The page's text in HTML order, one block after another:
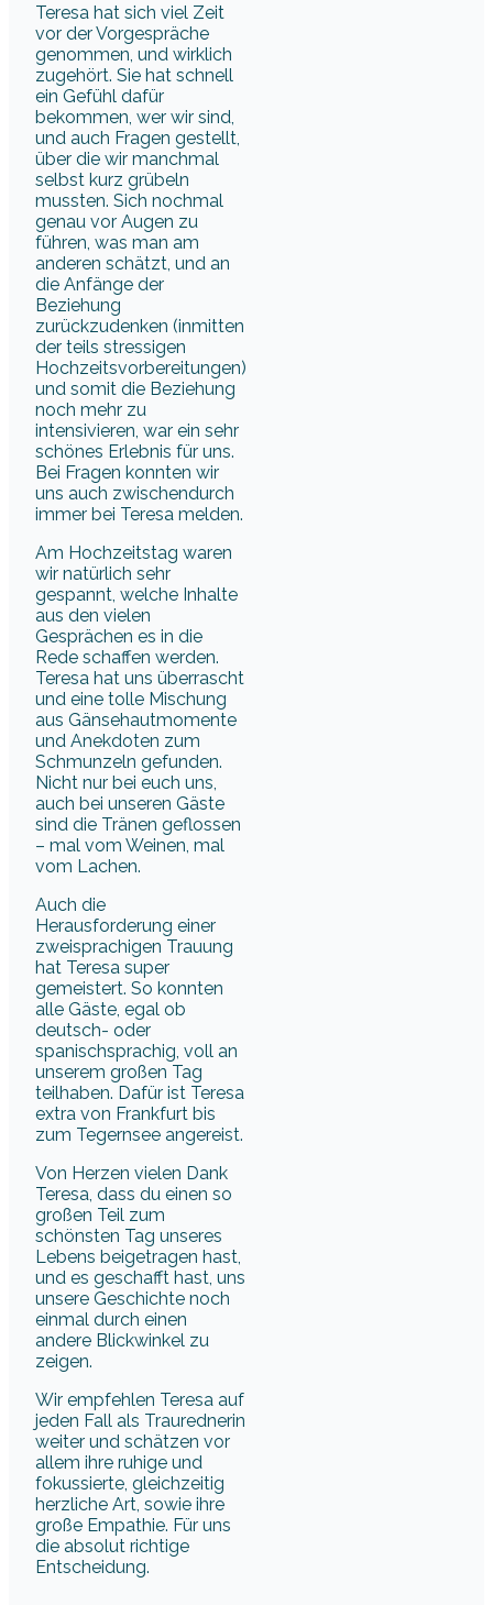
Teresa hat sich viel Zeit
vor der Vorgespräche
genommen, und wirklich
zugehört. Sie hat schnell
ein Gefühl dafür
bekommen, wer wir sind,
und auch Fragen gestellt,
über die wir manchmal
selbst kurz grübeln
mussten. Sich nochmal
genau vor Augen zu
führen, was man am
anderen schätzt, und an
die Anfänge der
Beziehung
zurückzudenken (inmitten
der teils stressigen
Hochzeitsvorbereitungen)
und somit die Beziehung
noch mehr zu
intensivieren, war ein sehr
schönes Erlebnis für uns.
Bei Fragen konnten wir
uns auch zwischendurch
immer bei Teresa melden.
Am Hochzeitstag waren
wir natürlich sehr
gespannt, welche Inhalte
aus den vielen
Gesprächen es in die
Rede schaffen werden.
Teresa hat uns überrascht
und eine tolle Mischung
aus Gänsehautmomente
und Anekdoten zum
Schmunzeln gefunden.
Nicht nur bei euch uns,
auch bei unseren Gäste
sind die Tränen geflossen
– mal vom Weinen, mal
vom Lachen.
Auch die
Herausforderung einer
zweisprachigen Trauung
hat Teresa super
gemeistert. So konnten
alle Gäste, egal ob
deutsch- oder
spanischsprachig, voll an
unserem großen Tag
teilhaben. Dafür ist Teresa
extra von Frankfurt bis
zum Tegernsee angereist.
Von Herzen vielen Dank
Teresa, dass du einen so
großen Teil zum
schönsten Tag unseres
Lebens beigetragen hast,
und es geschafft hast, uns
unsere Geschichte noch
einmal durch einen
andere Blickwinkel zu
zeigen.
Wir empfehlen Teresa auf
jeden Fall als Traurednerin
weiter und schätzen vor
allem ihre ruhige und
fokussierte, gleichzeitig
herzliche Art, sowie ihre
große Empathie. Für uns
die absolut richtige
Entscheidung.